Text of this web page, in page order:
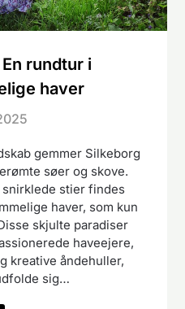
rundtur i
haver
gemmer Silkeborg
søer og skove.
stier findes
haver, som kun
skjulte paradiser
haveejere,
kreative åndehuller,
sig…